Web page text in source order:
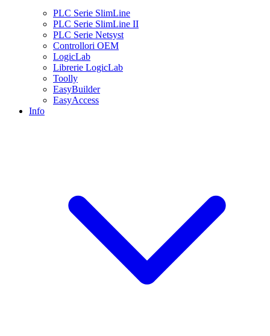
PLC Serie SlimLine
PLC Serie SlimLine II
PLC Serie Netsyst
Controllori OEM
LogicLab
Librerie LogicLab
Toolly
EasyBuilder
EasyAccess
Info